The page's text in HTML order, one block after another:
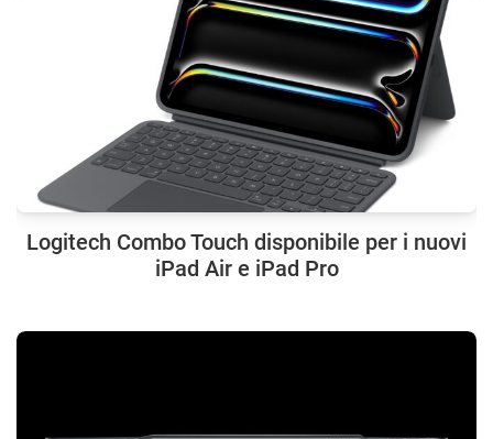
Logitech Combo Touch disponibile per i nuovi
iPad Air e iPad Pro